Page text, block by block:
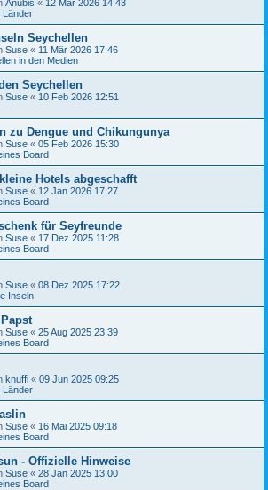
Anubis « 12 Mär 2026 14:43
Länder
Seychellen
Suse « 11 Mär 2026 17:46
in den Medien
Seychellen
Suse « 10 Feb 2026 12:51
zu Dengue und Chikungunya
Suse « 05 Feb 2026 15:30
Board
Hotels abgeschafft
Suse « 12 Jan 2026 17:27
Board
für Seyfreunde
Suse « 17 Dez 2025 11:28
Board
Suse « 08 Dez 2025 17:22
Inseln
Suse « 25 Aug 2025 23:39
Board
knuffi « 09 Jun 2025 09:25
Länder
Suse « 16 Mai 2025 09:18
Board
- Offizielle Hinweise
Suse « 28 Jan 2025 13:00
Board